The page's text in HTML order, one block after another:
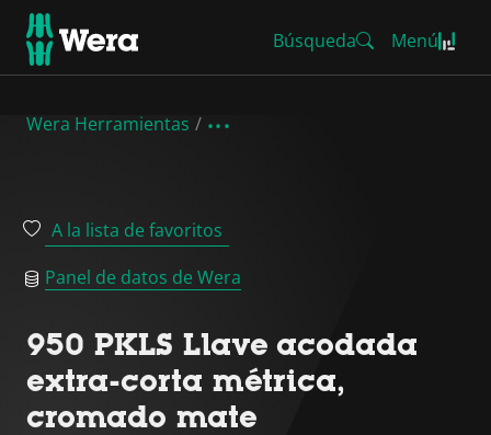
Búsqueda Menú
Wera Herramientas
A la lista de favoritos
Panel de datos de Wera
950 PKLS Llave acodada
extra-corta métrica,
cromado mate